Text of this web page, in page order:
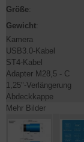
Größe:
Gewicht:
Kamera
USB3.0-Kabel
ST4-Kabel
Adapter M28,5 - C
1,25"-Verlängerung
Abdeckkappe
Mehr Bilder